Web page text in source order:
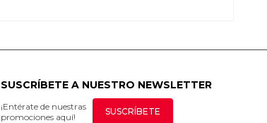
SUSCRÍBETE A NUESTRO NEWSLETTER
¡Entérate de nuestras
promociones aquí!
SUSCRÍBETE